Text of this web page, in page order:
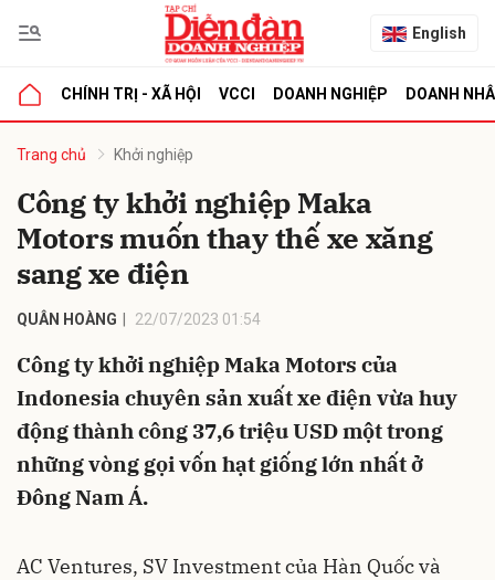
English
CHÍNH TRỊ - XÃ HỘI VCCI DOANH NGHIỆP DOANH
Trang chủ Khởi nghiệp
Công ty khởi nghiệp Maka
Motors muốn thay thế xe xăng
sang xe điện
QUÂN HOÀNG 22/07/2023 01:54
Công ty khởi nghiệp Maka Motors của
Indonesia chuyên sản xuất xe điện vừa huy
động thành công 37,6 triệu USD một trong
những vòng gọi vốn hạt giống lớn nhất ở
Đông Nam Á.
AC Ventures, SV Investment của Hàn Quốc và
luận
Hủy